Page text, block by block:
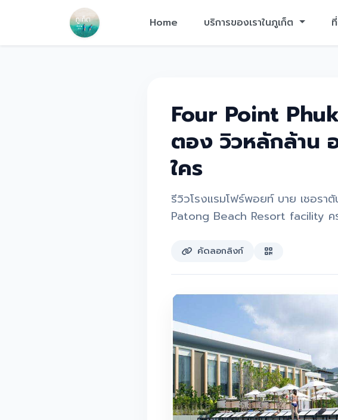
Home บริการของเราในภูเก็ต
Four Point
ตอง วิวหลักล้าน
ใคร
รีวิวโรงแรมโฟร์พอยท์ บาย เชอร
Patong Beach Resort facility ค
คัดลอกลิงก์